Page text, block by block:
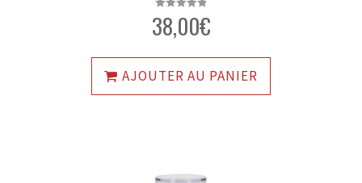
Note4.90
sur 5
38,00€
AJOUTER AU PANIER